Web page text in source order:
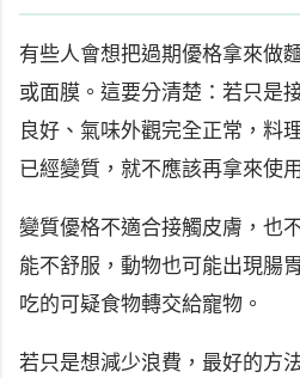
有些人會想把過期優格拿來做
或面膜。這要分清楚：若只是
良好、氣味外觀完全正常，料
已經變質，就不應該再拿來使
變質優格不適合接觸皮膚，也
能不舒服，動物也可能出現腸
吃的可疑食物轉交給寵物。
若只是想減少浪費，最好的方